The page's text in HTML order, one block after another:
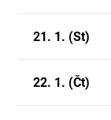
21. 1. (St)
22. 1. (Čt)